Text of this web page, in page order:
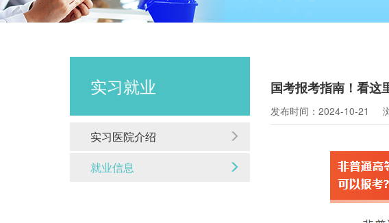
实习就业
实习医院介绍
就业信息
国考报考指南！看这
发布时间：2024-10-21